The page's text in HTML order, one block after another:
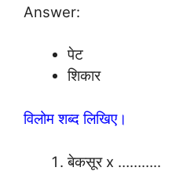
Answer:
पेट
शिकार
विलोम शब्द लिखिए।
बेकसूर x ………..